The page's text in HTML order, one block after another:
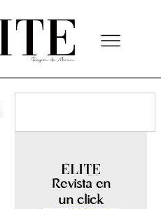
Revista en
un click